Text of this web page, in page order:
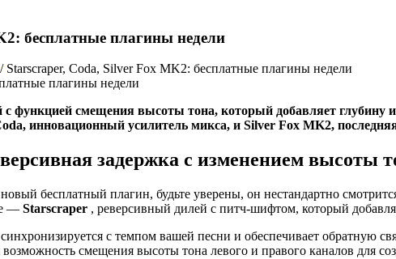
бесплатные плагины недели
/ Starscraper, Coda, Silver Fox MK2: бесплатные плагины недели
функцией смещения высоты тона, который добавляет глубину
инновационный усилитель микса, и Silver Fox MK2,
задержка с изменением высоты
бесплатный плагин, будьте уверены, он нестандартно
— Starscraper , реверсивный дилей с питч-шифтом, который
с темпом вашей песни и обеспечивает обратную
смещения высоты тона левого и правого каналов для